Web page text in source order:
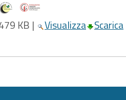
KB | Visualizza Scarica
facebook
twitter